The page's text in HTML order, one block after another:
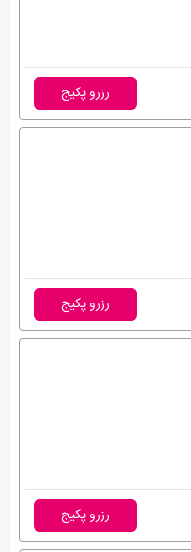
رزرو پکیج
رزرو پکیج
رزرو پکیج